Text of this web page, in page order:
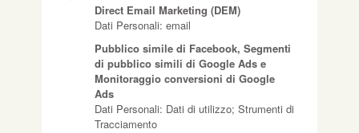
Direct Email Marketing (DEM)
Dati Personali: email
Pubblico simile di Facebook, Segmenti
di pubblico simili di Google Ads e
Monitoraggio conversioni di Google
Ads
Dati Personali: Dati di utilizzo; Strumenti di
Tracciamento